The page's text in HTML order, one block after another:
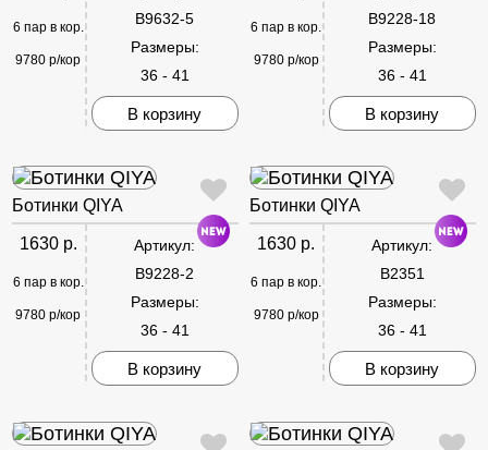
6 пар в кор.
9780 р/кор
B9632-5
Размеры:
36 - 41
В корзину
6 пар в кор.
9780 р/кор
B9228-18
Размеры:
36 - 41
В корзину
Ботинки QIYA
1630 р.
6 пар в кор.
9780 р/кор
Артикул:
B9228-2
Размеры:
36 - 41
В корзину
Ботинки QIYA
1630 р.
6 пар в кор.
9780 р/кор
Артикул:
B2351
Размеры:
36 - 41
В корзину